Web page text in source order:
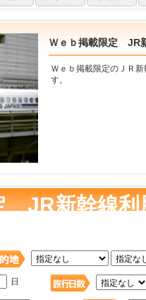
Ｗｅｂ掲載限定 JR
Ｗｅｂ掲載限定のＪＲ
す。
JR新幹線利
日